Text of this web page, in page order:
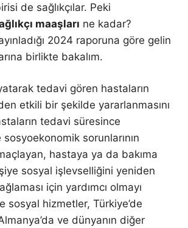
de sağlıkçılar. Peki
maaşları ne kadar?
2024 raporuna göre gelin
birlikte bakalım.
tedavi gören hastaların
etkili bir şekilde yararlanmasını
tedavi süresince
sorunlarının
hastaya ya da bakıma
sosyal işlevselliğini yeniden
için yardımcı olmayı
sosyal hizmetler, Türkiye’de
ve dünyanın diğer